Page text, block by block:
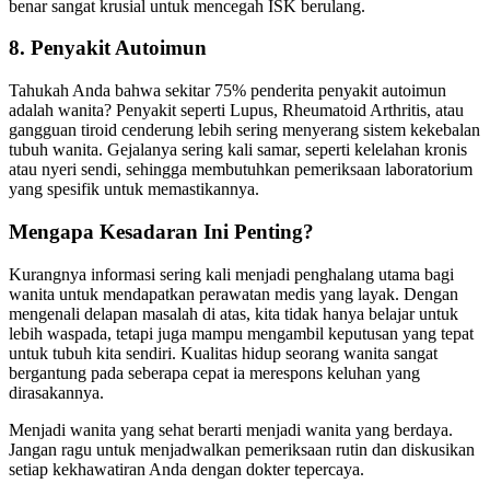
benar sangat krusial untuk mencegah ISK berulang.
8. Penyakit Autoimun
Tahukah Anda bahwa sekitar 75% penderita penyakit autoimun
adalah wanita? Penyakit seperti Lupus, Rheumatoid Arthritis, atau
gangguan tiroid cenderung lebih sering menyerang sistem kekebalan
tubuh wanita. Gejalanya sering kali samar, seperti kelelahan kronis
atau nyeri sendi, sehingga membutuhkan pemeriksaan laboratorium
yang spesifik untuk memastikannya.
Mengapa Kesadaran Ini Penting?
Kurangnya informasi sering kali menjadi penghalang utama bagi
wanita untuk mendapatkan perawatan medis yang layak. Dengan
mengenali delapan masalah di atas, kita tidak hanya belajar untuk
lebih waspada, tetapi juga mampu mengambil keputusan yang tepat
untuk tubuh kita sendiri. Kualitas hidup seorang wanita sangat
bergantung pada seberapa cepat ia merespons keluhan yang
dirasakannya.
Menjadi wanita yang sehat berarti menjadi wanita yang berdaya.
Jangan ragu untuk menjadwalkan pemeriksaan rutin dan diskusikan
setiap kekhawatiran Anda dengan dokter tepercaya.